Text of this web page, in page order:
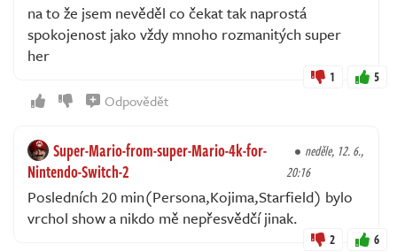
na to že jsem nevěděl co čekat tak naprostá
spokojenost jako vždy mnoho rozmanitých super
her
1 5
Odpovědět
Super-Mario-from-super-Mario-4k-for-
Nintendo-Switch-2
neděle, 12. 6.,
20:16
Posledních 20 min(Persona,Kojima,Starfield) bylo
vrchol show a nikdo mě nepřesvědčí jinak.
2 6